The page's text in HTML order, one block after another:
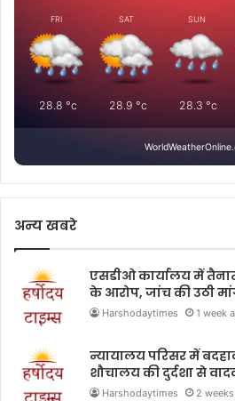
FRI
28.8 °c
SAT
28.9 °c
SUN
28.3 °c
अन्य खबरे
एसडीओ कार्यालय में
के आरोप, जांच की उठी
Harshodaytimes 1 week
न्यायालय परिसर में
शौचालय की दुर्दशा से
Harshodaytimes 2